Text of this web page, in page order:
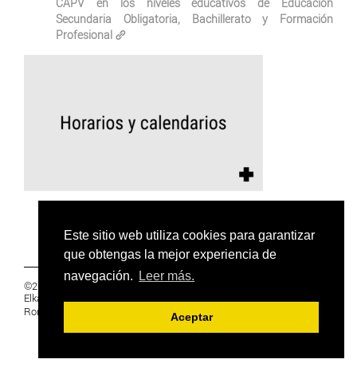
Este sitio web utiliza cookies para garantizar
que obtengas la mejor experiencia de
navegación.
Leer más.
Aceptar
Secundaria Obligatoria, Bachillerato y Formación
Profesional
©2019 Euskal Herriko Ikasleen Gurasoen
Elkartea -
Ronda 27, 1 Ezk, 48005 Bilbao, Bizkaia